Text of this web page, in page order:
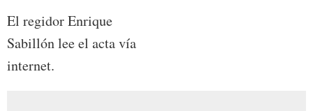
El regidor Enrique
Sabillón lee el acta vía
internet.